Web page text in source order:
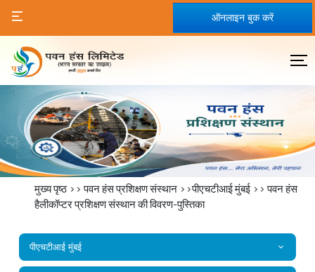
ऑनलाइन बुक करें
मुख्य पृष्ठ >>पवन हंस प्रशिक्षण संस्थान >>पीएचटीआई मुंबई >>पवन हंस
हैलीकॉप्‍टर प्रशिक्षण संस्‍थान की विवरण-पुस्तिका
पीएचटीआई मुंबई